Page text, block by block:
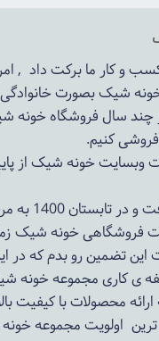
و کار ما برکت داد ,
شیک بصورت خانوادگی
چند سال فروشگاهخونه
کنیم.
به مرحله اجرا رسید.
فروشگاهیخونه شیک
این تضمین رو بدم که در
ی کاری مجموعهخونه
محصولات با کیفیت
اولویت مجموعه